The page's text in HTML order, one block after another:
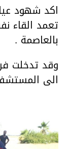
اكد شهود
تعمد القاء
بالعاصمة .
وقد تدخلت
الى